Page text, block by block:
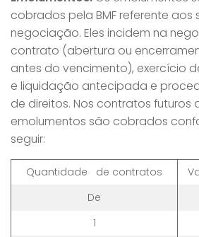
cobrados pela BMF referente aos
negociação. Eles incidem na
contrato (abertura ou
antes do vencimento), exercício
e liquidação antecipada e
de direitos. Nos contratos futuros
emolumentos são cobrados
seguir:
Quantidade de contratos
De
1